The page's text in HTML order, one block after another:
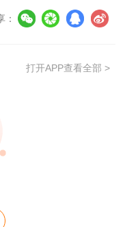
国高等教育学生信
育部学历证书电子
事安全生产业务工
：
打开APP查看全部 >